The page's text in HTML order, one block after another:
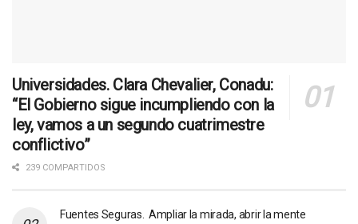
Universidades. Clara Chevalier, Conadu:
“El Gobierno sigue incumpliendo con la
ley, vamos a un segundo cuatrimestre
conflictivo”
239 COMPARTIDOS
Fuentes Seguras. Ampliar la mirada, abrir la mente